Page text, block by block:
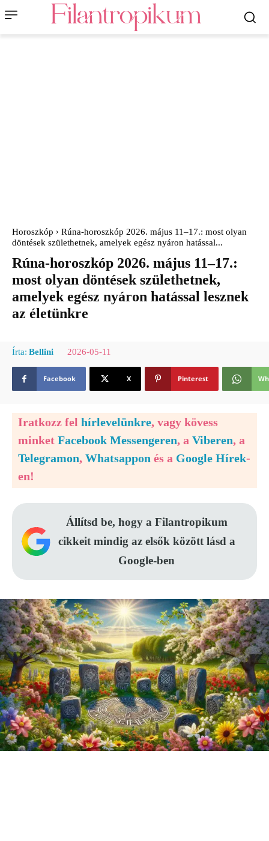
Horoszkóp
Rúna-horoszkóp 2026. május 11–17.: most olyan
döntések születhetnek, amelyek egész nyáron hatással...
Rúna-horoszkóp 2026. május 11–17.:
most olyan döntések születhetnek,
amelyek egész nyáron hatással lesznek
az életünkre
Írta: Bellini 2026-05-11
Facebook X Pinterest
Iratkozz fel hírlevelünkre, vagy kövess
minket Facebook Messengeren, a Viberen, a
Telegramon, Whatsappon és a Google Hírek-
en!
Állítsd be, hogy a Filantropikum
cikkeit mindig az elsők között lásd a
Google-ben